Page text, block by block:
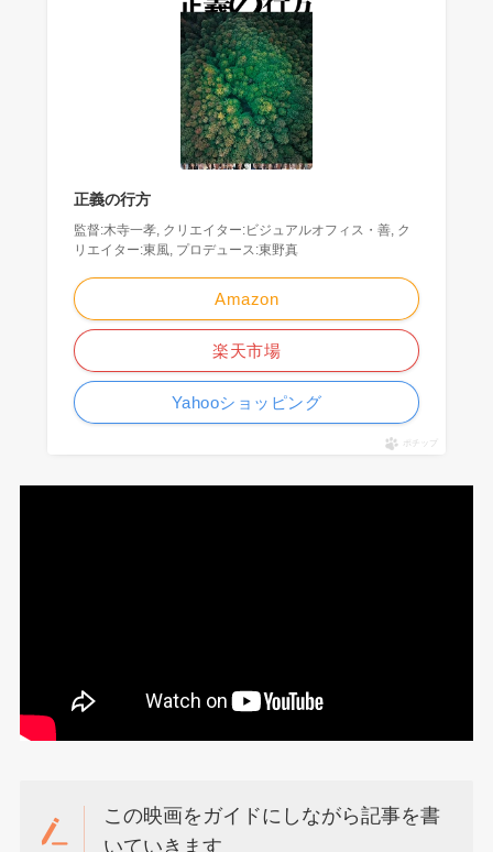
正義の行方
監督:木寺一孝, クリエイター:ビジュアルオフィス・善, ク
リエイター:東風, プロデュース:東野真
Amazon
楽天市場
Yahooショッピング
ポチップ
この映画をガイドにしながら記事を書
いていきます